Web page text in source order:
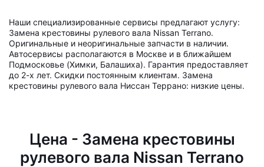
Наши специализированные сервисы предлагают услугу:
Замена крестовины рулевого вала Nissan Terrano.
Оригинальные и неоригинальные запчасти в наличии.
Автосервисы располагаются в Москве и в ближайшем
Подмосковье (Химки, Балашиха). Гарантия предоставляет
до 2-х лет. Скидки постоянным клиентам. Замена
крестовины рулевого вала Ниссан Террано: низкие цены.
Цена - Замена крестовины
рулевого вала Nissan Terrano